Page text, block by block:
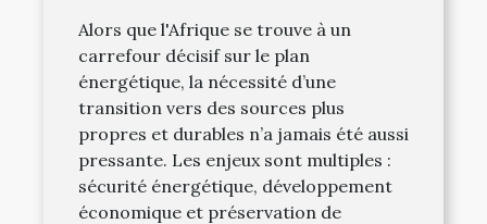
Alors que l'Afrique se trouve à un
carrefour décisif sur le plan
énergétique, la nécessité d’une
transition vers des sources plus
propres et durables n’a jamais été aussi
pressante. Les enjeux sont multiples :
sécurité énergétique, développement
économique et préservation de